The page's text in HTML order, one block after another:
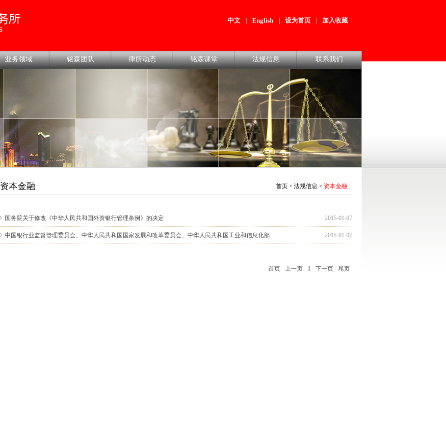
中文 English 设为首页 加入收藏
业务领域 铭森团队 律所动态 铭森课堂 法规信息 联系我们
资本金融 首页 > 法规信息 > 资本金融
国务院关于修改《中华人民共和国外资银行管理条例》的决定 2015-01-07
中国银行业监督管理委员会、中华人民共和国国家发展和改革委员会、中华人民共和国工业和信息化部 2015-01-07
首页 上一页 1 下一页 尾页